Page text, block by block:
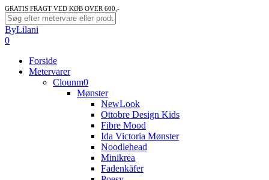
Skip
to
main
content
GRATIS FRAGT VED KØB OVER 600,-
Close
Search
ByLilani
search
account
0
Forside
Metervarer
Clounm0
Mønster
NewLook
Ottobre Design Kids
Fibre Mood
Ida Victoria Mønster
Noodlehead
Minikrea
Fadenkäfer